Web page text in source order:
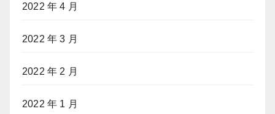
2022 年 4 月
2022 年 3 月
2022 年 2 月
2022 年 1 月